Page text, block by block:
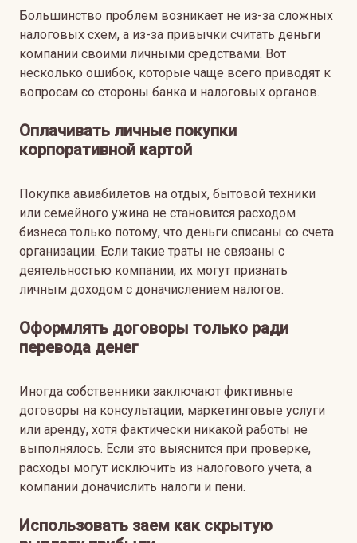
Большинство проблем возникает не из-за сложных
налоговых схем, а из-за привычки считать деньги
компании своими личными средствами. Вот
несколько ошибок, которые чаще всего приводят к
вопросам со стороны банка и налоговых органов.
Оплачивать личные покупки
корпоративной картой
Покупка авиабилетов на отдых, бытовой техники
или семейного ужина не становится расходом
бизнеса только потому, что деньги списаны со счета
организации. Если такие траты не связаны с
деятельностью компании, их могут признать
личным доходом с доначислением налогов.
Оформлять договоры только ради
перевода денег
Иногда собственники заключают фиктивные
договоры на консультации, маркетинговые услуги
или аренду, хотя фактически никакой работы не
выполнялось. Если это выяснится при проверке,
расходы могут исключить из налогового учета, а
компании доначислить налоги и пени.
Использовать заем как скрытую